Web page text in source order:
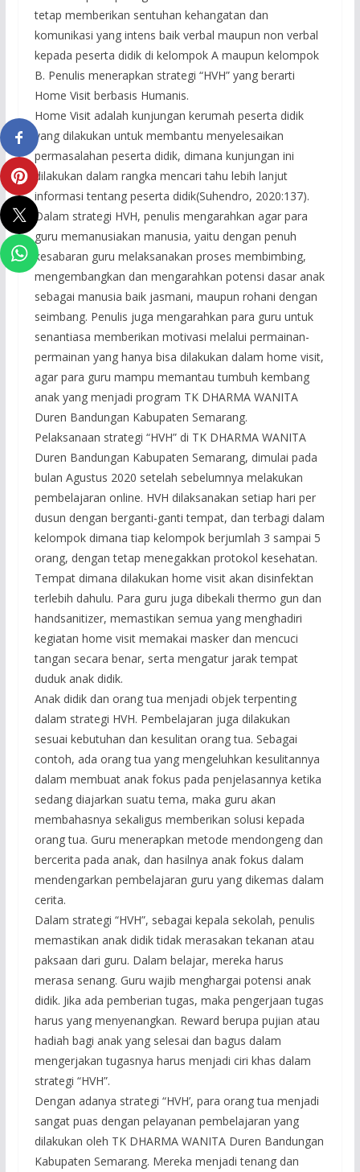
tetap memberikan sentuhan kehangatan dan
komunikasi yang intens baik verbal maupun non verbal
kepada peserta didik di kelompok A maupun kelompok
B. Penulis menerapkan strategi “HVH” yang berarti
Home Visit berbasis Humanis.
Home Visit adalah kunjungan kerumah peserta didik
yang dilakukan untuk membantu menyelesaikan
permasalahan peserta didik, dimana kunjungan ini
dilakukan dalam rangka mencari tahu lebih lanjut
informasi tentang peserta didik(Suhendro, 2020:137).
Dalam strategi HVH, penulis mengarahkan agar para
guru memanusiakan manusia, yaitu dengan penuh
kesabaran guru melaksanakan proses membimbing,
mengembangkan dan mengarahkan potensi dasar anak
sebagai manusia baik jasmani, maupun rohani dengan
seimbang. Penulis juga mengarahkan para guru untuk
senantiasa memberikan motivasi melalui permainan-
permainan yang hanya bisa dilakukan dalam home visit,
agar para guru mampu memantau tumbuh kembang
anak yang menjadi program TK DHARMA WANITA
Duren Bandungan Kabupaten Semarang.
Pelaksanaan strategi “HVH” di TK DHARMA WANITA
Duren Bandungan Kabupaten Semarang, dimulai pada
bulan Agustus 2020 setelah sebelumnya melakukan
pembelajaran online. HVH dilaksanakan setiap hari per
dusun dengan berganti-ganti tempat, dan terbagi dalam
kelompok dimana tiap kelompok berjumlah 3 sampai 5
orang, dengan tetap menegakkan protokol kesehatan.
Tempat dimana dilakukan home visit akan disinfektan
terlebih dahulu. Para guru juga dibekali thermo gun dan
handsanitizer, memastikan semua yang menghadiri
kegiatan home visit memakai masker dan mencuci
tangan secara benar, serta mengatur jarak tempat
duduk anak didik.
Anak didik dan orang tua menjadi objek terpenting
dalam strategi HVH. Pembelajaran juga dilakukan
sesuai kebutuhan dan kesulitan orang tua. Sebagai
contoh, ada orang tua yang mengeluhkan kesulitannya
dalam membuat anak fokus pada penjelasannya ketika
sedang diajarkan suatu tema, maka guru akan
membahasnya sekaligus memberikan solusi kepada
orang tua. Guru menerapkan metode mendongeng dan
bercerita pada anak, dan hasilnya anak fokus dalam
mendengarkan pembelajaran guru yang dikemas dalam
cerita.
Dalam strategi “HVH”, sebagai kepala sekolah, penulis
memastikan anak didik tidak merasakan tekanan atau
paksaan dari guru. Dalam belajar, mereka harus
merasa senang. Guru wajib menghargai potensi anak
didik. Jika ada pemberian tugas, maka pengerjaan tugas
harus yang menyenangkan. Reward berupa pujian atau
hadiah bagi anak yang selesai dan bagus dalam
mengerjakan tugasnya harus menjadi ciri khas dalam
strategi “HVH”.
Dengan adanya strategi “HVH’, para orang tua menjadi
sangat puas dengan pelayanan pembelajaran yang
dilakukan oleh TK DHARMA WANITA Duren Bandungan
Kabupaten Semarang. Mereka menjadi tenang dan